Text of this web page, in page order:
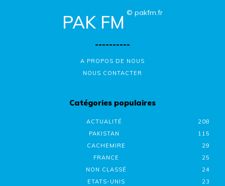
PAK FM © pakfm.fr
----------
A PROPOS DE NOUS
NOUS CONTACTER
Catégories populaires
ACTUALITÉ
208
PAKISTAN
115
CACHEMIRE
29
FRANCE
25
NON CLASSÉ
24
ETATS-UNIS
23